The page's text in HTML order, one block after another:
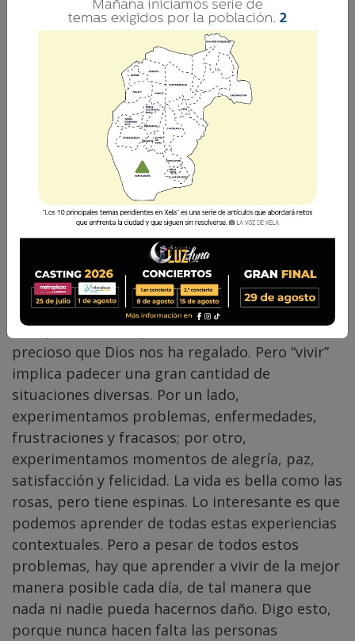
P. Orlando Pérez 11 Noviembre 2017 11:55
Siempre he dicho que la vida es el don más
precioso que Dios nos ha regalado. Pero “vivir”
implica padecer una gran cantidad de
situaciones diversas. Por un lado,
experimentamos problemas, enfermedades,
frustraciones y fracasos; por otro,
experimentamos momentos de alegría, paz,
satisfacción y felicidad. La vida es bella como las
rosas, pero tiene espinas. Lo interesante es que
podemos aprender de todas estas experiencias
contextuales. Pero a pesar de todos estos
problemas, hay que aprender a vivir de la mejor
manera posible cada día, de tal manera que
nada ni nadie pueda hacernos daño. Digo esto,
porque nunca hacen falta las personas